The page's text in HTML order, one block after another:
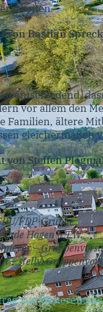
von Bastian
entscheidend,
vor allem den
Familien, ältere
gleichermaßen
von Steffen
FDP-Gruppe
Hagen a.T.W.
–
– stellv.
zur